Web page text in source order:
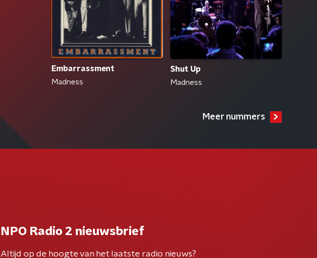
Embarrassment
Madness
Shut Up
Madness
Meer nummers
NPO Radio 2 nieuwsbrief
Altijd op de hoogte van het laatste radio nieuws?